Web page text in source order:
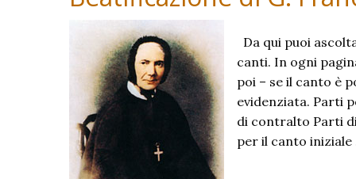
Da qui puoi
canti. In ogni
poi – se il canto è
evidenziata. Parti
di contralto Parti
per il canto iniziale